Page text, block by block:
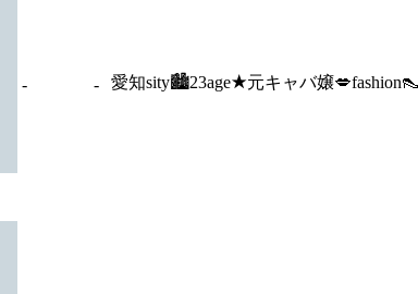
- - 愛知sity🏙23age★元キャバ嬢